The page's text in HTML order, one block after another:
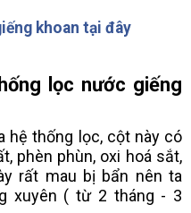
khoan tại đây
lọc nước giếng
thống lọc, cột này có
phèn phùn, oxi hoá sắt,
rất mau bị bẩn nên ta
xuyên ( từ 2 tháng - 3